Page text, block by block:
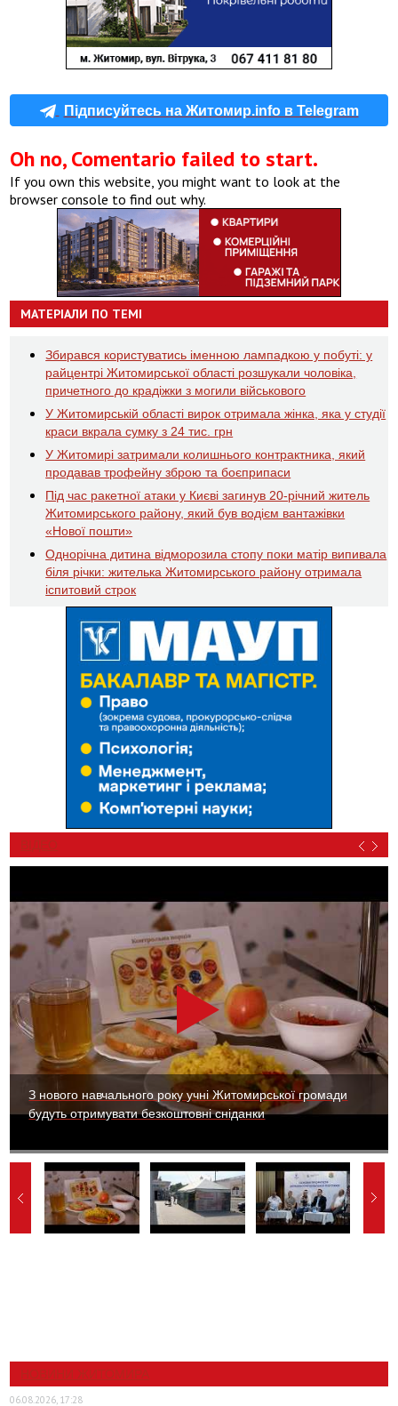
Підписуйтесь на Житомир.info в Telegram
Oh no, Comentario failed to start.
If you own this website, you might want to look at the
browser console to find out why.
МАТЕРІАЛИ ПО ТЕМІ
Збирався користуватись іменною лампадкою у побуті: у
райцентрі Житомирської області розшукали чоловіка,
причетного до крадіжки з могили військового
У Житомирській області вирок отримала жінка, яка у студії
краси вкрала сумку з 24 тис. грн
У Житомирі затримали колишнього контрактника, який
продавав трофейну зброю та боєприпаси
Під час ракетної атаки у Києві загинув 20-річний житель
Житомирського району, який був водієм вантажівки
«Нової пошти»
Однорічна дитина відморозила стопу поки матір випивала
біля річки: жителька Житомирського району отримала
іспитовий строк
ВІДЕО
З нового навчального року учні Житомирської громади
будуть отримувати безкоштовні сніданки
НОВИНИ ЖИТОМИРА
06.08.2026, 17:28